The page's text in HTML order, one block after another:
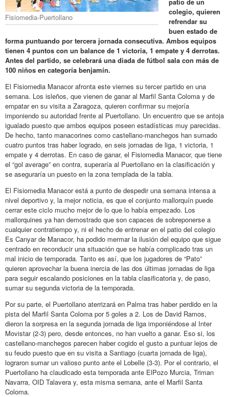
Fisiomedia-Puertollano
colegio, quieren
refrendar su
buen estado de
forma puntuando por tercera jornada consecutiva. Ambos equipos
tienen 4 puntos con un balance de 1 victoria, 1 empate y 4 derrotas.
Antes del partido, se celebrará una diada de fútbol sala con más de
100 niños en categoría benjamín.
El Fisiomedia Manacor afronta este viernes su tercer partido en una
semana. Los isleños, que vienen de ganar al Marfil Santa Coloma y de
empatar en su visita a Zaragoza, quieren confirmar su mejoría
imponiendo su autoridad frente al Puertollano. Un encuentro que se antoja
igualado puesto que ambos equipos poseen estadísticas muy parecidas.
De hecho, tanto manacorines como castellano-manchegos han sumado
cuatro puntos tras haber logrado, en seis jornadas de liga, 1 victoria, 1
empate y 4 derrotas. En caso de ganar, el Fisiomedia Manacor, que tiene
el “gol average” en contra, superaría al Puertollano en la clasificación y
se aseguraría un puesto en la zona templada de la tabla.
El Fisiomedia Manacor está a punto de despedir una semana intensa a
nivel deportivo y, la mejor noticia, es que el conjunto mallorquín puede
cerrar este ciclo mucho mejor de lo que lo había empezado. Los
mallorquines ya han demostrado que son capaces de sobreponerse a
cualquier contratiempo y, ni el hecho de entrenar en el patio del colegio
Es Canyar de Manacor, ha podido mermar la ilusión del equipo que sigue
centrado en reconducir una situación que se había complicado tras un
mal inicio de temporada. Tanto es así, que los jugadores de “Pato”
quieren aprovechar la buena inercia de las dos últimas jornadas de liga
para seguir escalando posiciones en la tabla clasificatoria y, de paso,
sumar su segunda victoria de la temporada.
Por su parte, el Puertollano aterrizará en Palma tras haber perdido en la
pista del Marfil Santa Coloma por 5 goles a 2. Los de David Ramos,
dieron la sorpresa en la segunda jornada de liga imponiéndose al Inter
Movistar (2-3) pero, desde entonces, no han vuelto a ganar. Eso si, los
castellano-manchegos parecen haber cogido el gusto a puntuar lejos de
su feudo puesto que en su visita a Santiago (cuarta jornada de liga),
lograron sumar un valioso punto ante el Lobelle (3-3). Por el contrario, el
Puertollano ha claudicado esta temporada ante ElPozo Murcia, Triman
Navarra, OID Talavera y, esta misma semana, ante el Marfil Santa
Coloma.